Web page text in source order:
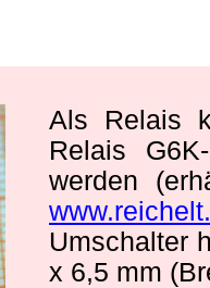
Als Relais
Relais
werden
Umschalter
x 6,5 mm